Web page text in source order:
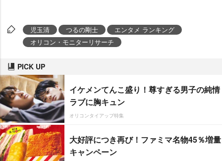
児玉清 つるの剛士
エンタメ ランキング
オリコン・モニターリサーチ
PICK UP
イケメンてんこ盛り！尊すぎる男子の純情
ラブに胸キュン
オリコンタイアップ特集
大好評につき再び！ファミマ名物45％増量
キャンペーン